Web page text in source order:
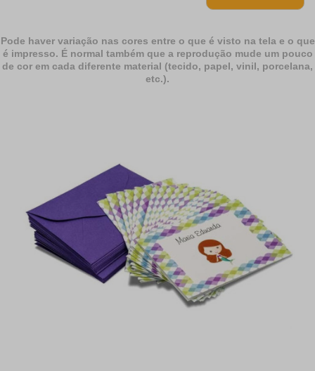
Pode haver variação nas cores entre o que é visto na tela e o que
é impresso. É normal também que a reprodução mude um pouco
de cor em cada diferente material (tecido, papel, vinil, porcelana,
etc.).